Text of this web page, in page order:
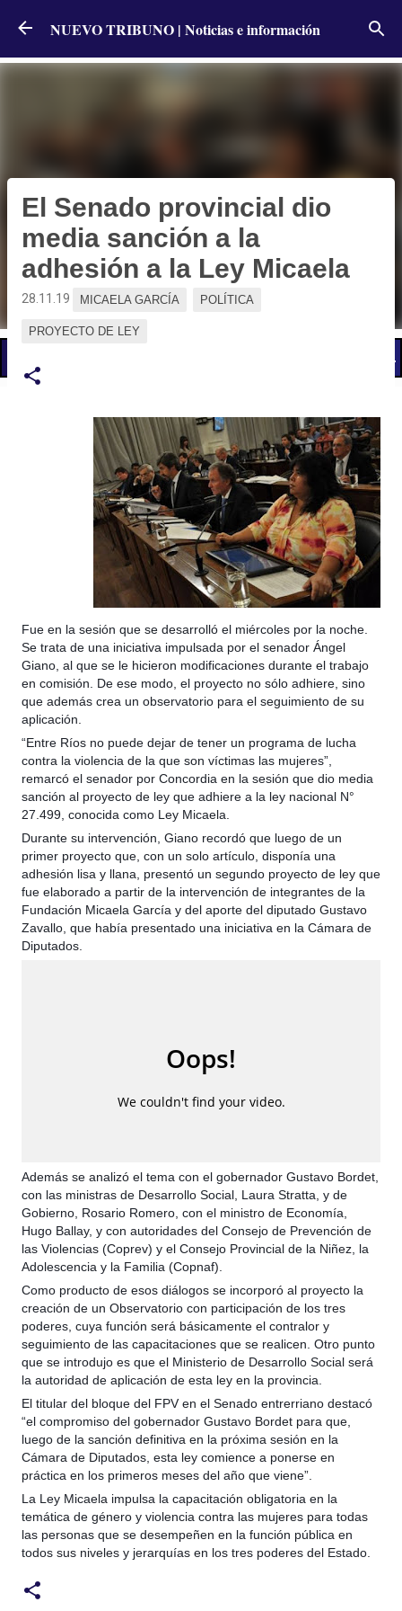
Ir al contenido principal
NUEVO TRIBUNO | Noticias e información
El Senado provincial dio
media sanción a la
adhesión a la Ley Micaela
28.11.19 MICAELA GARCÍA POLÍTICA
PROYECTO DE LEY
Fue en la sesión que se desarrolló el miércoles por la noche.
Se trata de una iniciativa impulsada por el senador Ángel
Giano, al que se le hicieron modificaciones durante el trabajo
en comisión. De ese modo, el proyecto no sólo adhiere, sino
que además crea un observatorio para el seguimiento de su
aplicación.
“Entre Ríos no puede dejar de tener un programa de lucha
contra la violencia de la que son víctimas las mujeres”,
remarcó el senador por Concordia en la sesión que dio media
sanción al proyecto de ley que adhiere a la ley nacional N°
27.499, conocida como Ley Micaela.
Durante su intervención, Giano recordó que luego de un
primer proyecto que, con un solo artículo, disponía una
adhesión lisa y llana, presentó un segundo proyecto de ley que
fue elaborado a partir de la intervención de integrantes de la
Fundación Micaela García y del aporte del diputado Gustavo
Zavallo, que había presentado una iniciativa en la Cámara de
Diputados.
Además se analizó el tema con el gobernador Gustavo Bordet,
con las ministras de Desarrollo Social, Laura Stratta, y de
Gobierno, Rosario Romero, con el ministro de Economía,
Hugo Ballay, y con autoridades del Consejo de Prevención de
las Violencias (Coprev) y el Consejo Provincial de la Niñez, la
Adolescencia y la Familia (Copnaf).
Como producto de esos diálogos se incorporó al proyecto la
creación de un Observatorio con participación de los tres
poderes, cuya función será básicamente el contralor y
seguimiento de las capacitaciones que se realicen. Otro punto
que se introdujo es que el Ministerio de Desarrollo Social será
la autoridad de aplicación de esta ley en la provincia.
El titular del bloque del FPV en el Senado entrerriano destacó
“el compromiso del gobernador Gustavo Bordet para que,
luego de la sanción definitiva en la próxima sesión en la
Cámara de Diputados, esta ley comience a ponerse en
práctica en los primeros meses del año que viene”.
La Ley Micaela impulsa la capacitación obligatoria en la
temática de género y violencia contra las mujeres para todas
las personas que se desempeñen en la función pública en
todos sus niveles y jerarquías en los tres poderes del Estado.